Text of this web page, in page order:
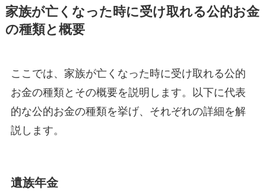
家族が亡くなった時に受け取れる公的お金
の種類と概要
ここでは、家族が亡くなった時に受け取れる公的
お金の種類とその概要を説明します。以下に代表
的な公的お金の種類を挙げ、それぞれの詳細を解
説します。
遺族年金